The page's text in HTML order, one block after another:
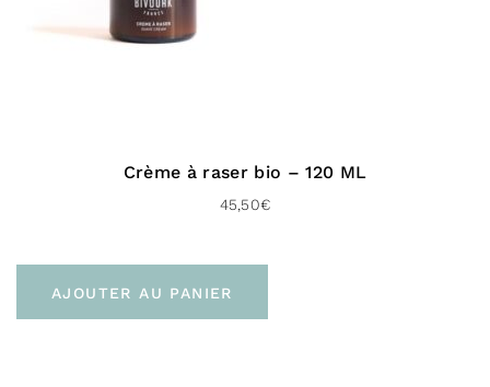
Crème à raser bio – 120 ML
45,50€
AJOUTER AU PANIER